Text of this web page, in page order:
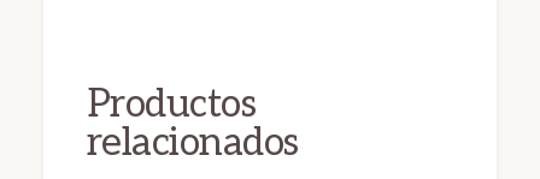
Productos
relacionados